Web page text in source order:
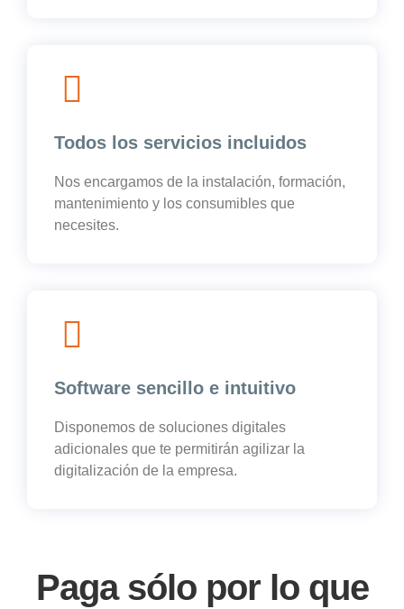
Todos los servicios incluidos
Nos encargamos de la instalación, formación,
mantenimiento y los consumibles que
necesites.
Software sencillo e intuitivo
Disponemos de soluciones digitales
adicionales que te permitirán agilizar la
digitalización de la empresa.
Paga sólo por lo que